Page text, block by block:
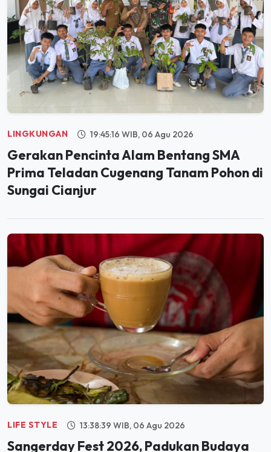
LINGKUNGAN 19:45:16 WIB, 06 Agu 2026
Gerakan Pencinta Alam Bentang SMA
Prima Teladan Cugenang Tanam Pohon di
Sungai Cianjur
LIFE STYLE 13:38:39 WIB, 06 Agu 2026
Sangerday Fest 2026, Padukan Budaya
Kopi, Sejarah, dan Kreativitas Anak Muda